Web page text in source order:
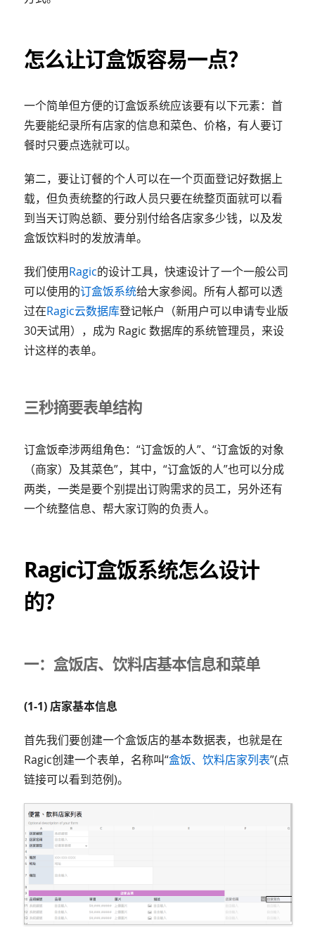
怎么让订盒饭容易一点？
一个简单但方便的订盒饭系统应该要有以下元素：首
先要能纪录所有店家的信息和菜色、价格，有人要订
餐时只要点选就可以。
第二，要让订餐的个人可以在一个页面登记好数据上
载，但负责统整的行政人员只要在统整页面就可以看
到当天订购总额、要分别付给各店家多少钱，以及发
盒饭饮料时的发放清单。
我们使用Ragic的设计工具，快速设计了一个一般公司
可以使用的订盒饭系统给大家参阅。所有人都可以透
过在Ragic云数据库登记帐户（新用户可以申请专业版
30天试用），成为 Ragic 数据库的系统管理员，来设
计这样的表单。
三秒摘要表单结构
订盒饭牵涉两组角色：“订盒饭的人”、“订盒饭的对象
（商家）及其菜色”，其中，“订盒饭的人”也可以分成
两类，一类是要个别提出订购需求的员工，另外还有
一个统整信息、帮大家订购的负责人。
Ragic订盒饭系统怎么设计
的？
一：盒饭店、饮料店基本信息和菜单
(1-1) 店家基本信息
首先我们要创建一个盒饭店的基本数据表，也就是在
Ragic创建一个表单，名称叫“盒饭、饮料店家列表”(点
链接可以看到范例)。